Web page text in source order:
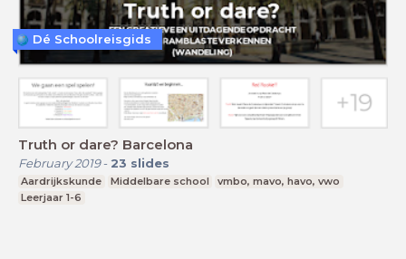
Truth or dare? Barcelona
February 2019- 23 slides
Aardrijkskunde Middelbare school
vmbo, mavo, havo, vwo
Leerjaar 1-6
Dé Schoolreisgids